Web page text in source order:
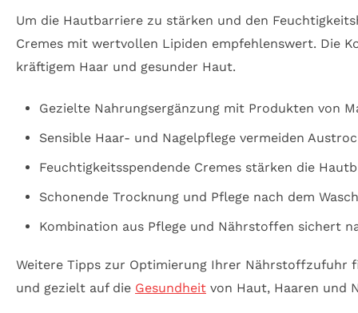
Um die Hautbarriere zu stärken und den
Cremes mit wertvollen Lipiden empfehlenswert. Die
kräftigem Haar und gesunder Haut.
Gezielte Nahrungsergänzung mit Produkten von
Sensible Haar- und Nagelpflege vermeiden
Feuchtigkeitsspendende Cremes stärken die
Schonende Trocknung und Pflege nach dem
Kombination aus Pflege und Nährstoffen sichert
Weitere Tipps zur Optimierung Ihrer Nährstoffzufuhr
und gezielt auf die Gesundheit von Haut, Haaren und